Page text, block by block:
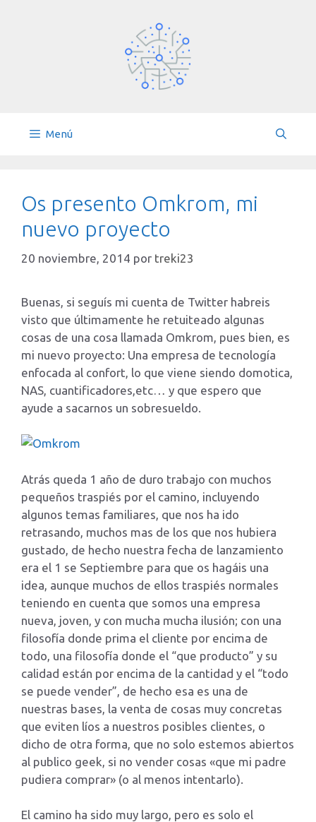
Menú
Os presento Omkrom, mi
nuevo proyecto
20 noviembre, 2014 por treki23
Buenas, si seguís mi cuenta de Twitter habreis
visto que últimamente he retuiteado algunas
cosas de una cosa llamada Omkrom, pues bien, es
mi nuevo proyecto: Una empresa de tecnología
enfocada al confort, lo que viene siendo domotica,
NAS, cuantificadores,etc… y que espero que
ayude a sacarnos un sobresueldo.
Atrás queda 1 año de duro trabajo con muchos
pequeños traspiés por el camino, incluyendo
algunos temas familiares, que nos ha ido
retrasando, muchos mas de los que nos hubiera
gustado, de hecho nuestra fecha de lanzamiento
era el 1 se Septiembre para que os hagáis una
idea, aunque muchos de ellos traspiés normales
teniendo en cuenta que somos una empresa
nueva, joven, y con mucha mucha ilusión; con una
filosofía donde prima el cliente por encima de
todo, una filosofía donde el “que producto” y su
calidad están por encima de la cantidad y el “todo
se puede vender”, de hecho esa es una de
nuestras bases, la venta de cosas muy concretas
que eviten líos a nuestros posibles clientes, o
dicho de otra forma, que no solo estemos abiertos
al publico geek, si no vender cosas «que mi padre
pudiera comprar» (o al menos intentarlo).
El camino ha sido muy largo, pero es solo el